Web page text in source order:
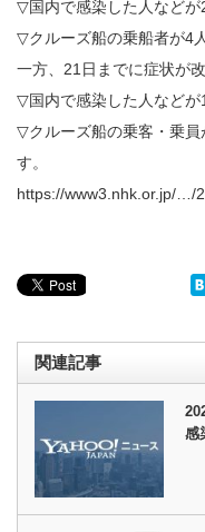
▽国内で感染した人などが
▽クルーズ船の乗船者が4
一方、21日までに症状が
▽国内で感染した人などが
▽クルーズ船の乗客・乗員
す。
https://www3.nhk.or.jp/…/
関連記事
感